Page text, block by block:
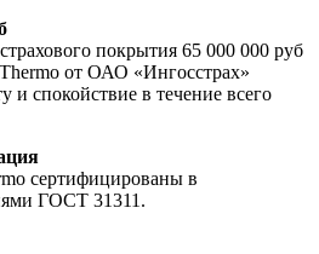
покрытия 65 000 000 руб
от ОАО «Ингосстрах»
и спокойствие в течение всего
сертифицированы в
ГОСТ 31311.